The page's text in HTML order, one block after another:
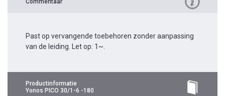
Commentaar
Past op vervangende toebehoren zonder aanpassing
van de leiding. Let op: 1~.
Productinformatie
Yonos PICO 30/1-6 -180